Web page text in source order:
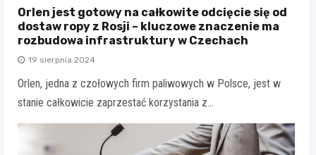
Orlen jest gotowy na całkowite odcięcie się od
dostaw ropy z Rosji – kluczowe znaczenie ma
rozbudowa infrastruktury w Czechach
19 sierpnia 2024
Orlen, jedna z czołowych firm paliwowych w Polsce, jest w
stanie całkowicie zaprzestać korzystania z…